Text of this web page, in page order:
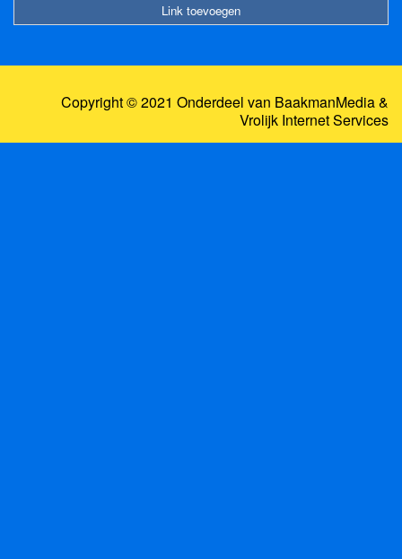
Link toevoegen
Copyright © 2021 Onderdeel van BaakmanMedia&
Vrolijk Internet Services